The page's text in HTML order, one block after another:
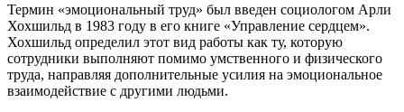
Термин «эмоциональный труд» был введен социологом Арли
Хохшильд в 1983 году в его книге «Управление сердцем».
Хохшильд определил этот вид работы как ту, которую
сотрудники выполняют помимо умственного и физического
труда, направляя дополнительные усилия на эмоциональное
взаимодействие с другими людьми.